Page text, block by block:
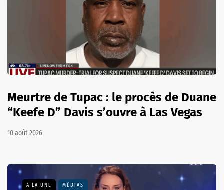
Meurtre de Tupac : le procès de Duane
“Keefe D” Davis s’ouvre à Las Vegas
10 août 2026
A LA UNE MÉDIAS